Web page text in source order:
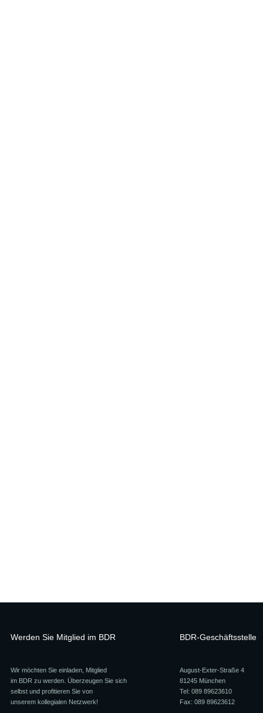
Werden Sie Mitglied im BDR
Wir möchten Sie einladen, Mitglied
im BDR zu werden. Überzeugen Sie sich
selbst und profitieren Sie von
unserem kollegialen Netzwerk!
BDR-Geschäftsstelle
August-Exter-Straße 4
81245 München
Tel: 089 89623610
Fax: 089 89623612